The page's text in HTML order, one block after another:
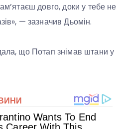
довго, доки у тебе не
— зазначив Дьомін.
що Потап знімав штани у